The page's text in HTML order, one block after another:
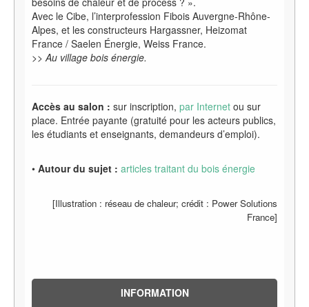
Avec le Cibe, l’interprofession Fibois Auvergne-Rhône-
Alpes, et les constructeurs Hargassner, Heizomat
France / Saelen Énergie, Weiss France.
>> Au village bois énergie.
Accès au salon : sur inscription, par Internet ou sur
place. Entrée payante (gratuité pour les acteurs publics,
les étudiants et enseignants, demandeurs d’emploi).
• Autour du sujet : articles traitant du bois énergie
[Illustration : réseau de chaleur; crédit : Power Solutions
France]
INFORMATION